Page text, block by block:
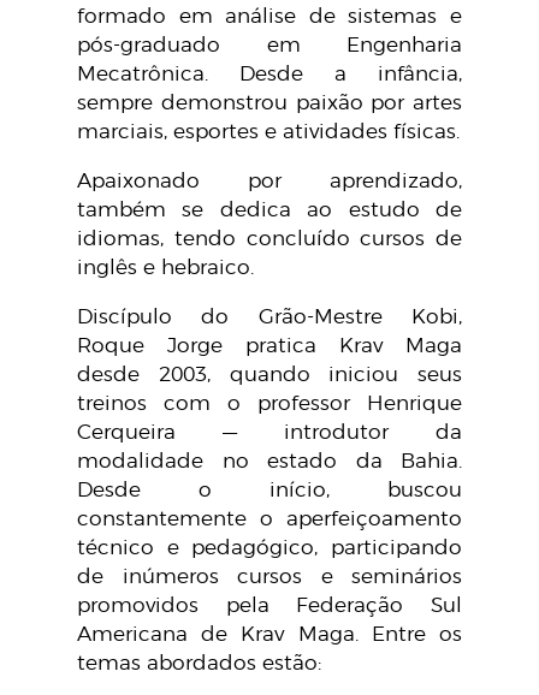
formado em análise de sistemas e
pós-graduado em Engenharia
Mecatrônica. Desde a infância,
sempre demonstrou paixão por artes
marciais, esportes e atividades físicas.
Apaixonado por aprendizado,
também se dedica ao estudo de
idiomas, tendo concluído cursos de
inglês e hebraico.
Discípulo do Grão-Mestre Kobi,
Roque Jorge pratica Krav Maga
desde 2003, quando iniciou seus
treinos com o professor Henrique
Cerqueira — introdutor da
modalidade no estado da Bahia.
Desde o início, buscou
constantemente o aperfeiçoamento
técnico e pedagógico, participando
de inúmeros cursos e seminários
promovidos pela Federação Sul
Americana de Krav Maga. Entre os
temas abordados estão: